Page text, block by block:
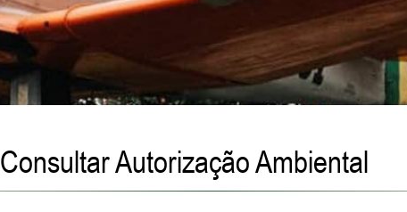
Consultar Autorização Ambiental